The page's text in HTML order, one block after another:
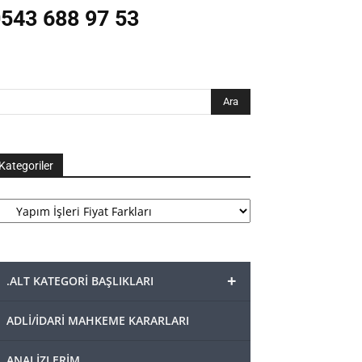
688 97 53
+
.ALT KATEGORİ BAŞLIKLARI
ADLİ/İDARİ MAHKEME KARARLARI